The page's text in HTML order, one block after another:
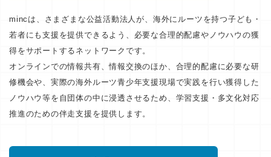
mincは、さまざまな公益活動法人が、海外にルーツを持つ子ども・
若者にも支援を提供できるよう、必要な合理的配慮やノウハウの獲
得をサポートするネットワークです。
オンラインでの情報共有、情報交換のほか、合理的配慮に必要な研
修機会や、実際の海外ルーツ青少年支援現場で実践を行い獲得した
ノウハウ等を自団体の中に浸透させるため、学習支援・多文化対応
推進のための伴走支援を提供します。